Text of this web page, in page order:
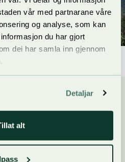
vår med partnarane våre
og analyse, som kan
du har gjort
dei har samla inn gjennom
Detaljar
alt
på Dyrsku’n?